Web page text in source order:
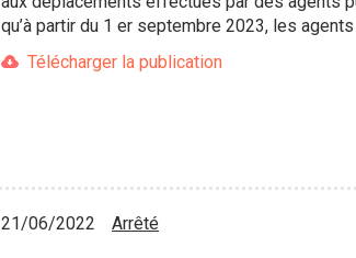
qu’à partir du 1 er septembre 2023, les
Télécharger la publication
21/06/2022 Arrêté